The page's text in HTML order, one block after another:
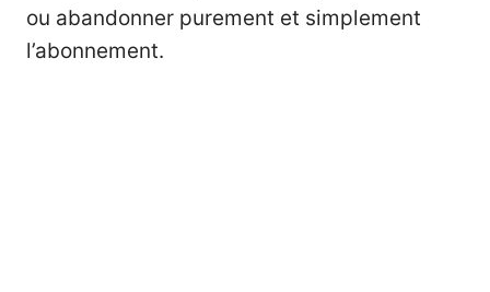
ou abandonner purement et simplement
l’abonnement.